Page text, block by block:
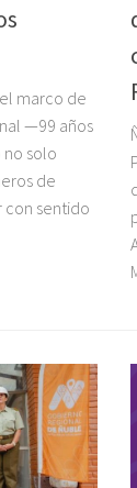
marco de
—99 años
solo
de
con sentido